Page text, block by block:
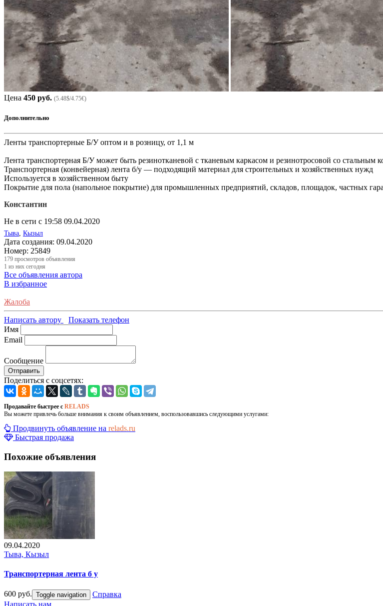
Цена 450 руб. (5.48$/4.75€)
Дополнительно
Ленты транспортерные Б/У оптом и в розницу, от 1,1 м
Лента транспортерная Б/У может быть резинотканевой с тканевым каркасом и резинотросовой со стальным
Транспортерная (конвейерная) лента б/у — подходящий материал для строительных и хозяйственных нужд
Используется в хозяйственном быту
Покрытие для пола (напольное покрытие) для промышленных предприятий, складов, площадок, частных
Константин
Не в сети с 19:58 09.04.2020
Тыва Кызыл
Дата создания: 09.04.2020
Номер: 25849
179 просмотров объявления
1 из них сегодня
Все объявления автора
В избранное
Жалоба
Написать автору
Показать телефон
Имя
Email
Сообщение
Отправить
Поделиться с соцсетях:
Продавайте быстрее с RELADS
Вы можете привлечь больше внимания к своим объявлением, воспользовавшись следующими услугами:
Продвинуть объявление на relads.ru
Быстрая продажа
Похожие объявления
09.04.2020
Тыва, Кызыл
Транспортерная лента б у
600 руб. Toggle navigation
Справка
Написать нам